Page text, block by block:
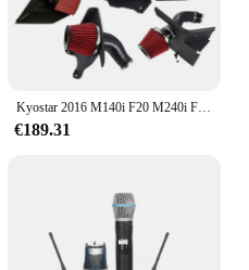
Kyostar 2016 M140i F20 M240i F22 m340i F30 m440i F32 3.0L sistema frío del motor compatible con BMW B58 entrada de aire
€189.31